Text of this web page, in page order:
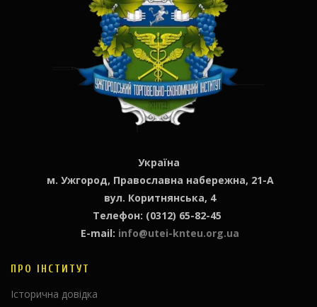
Україна
м. Ужгород, Православна набережна, 21-А
вул. Коритнянська, 4
Телефон: (0312) 65-82-45
E-mail: info@utei-knteu.org.ua
ПРО ІНСТИТУТ
Історична довідка